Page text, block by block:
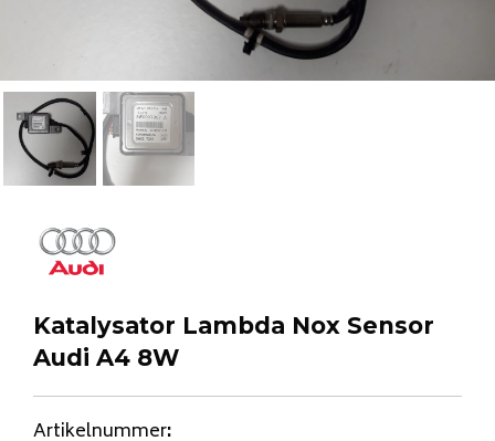
Katalysator Lambda Nox Sensor
Audi A4 8W
Artikelnummer: